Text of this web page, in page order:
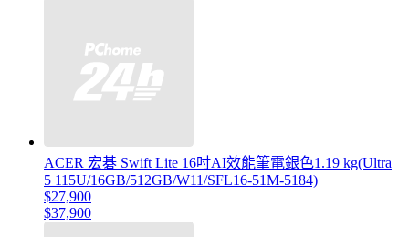
ACER 宏碁 Swift Lite 16吋AI效能筆電銀色1.19 kg(Ultra
5 115U/16GB/512GB/W11/SFL16-51M-5184)
$27,900
$37,900